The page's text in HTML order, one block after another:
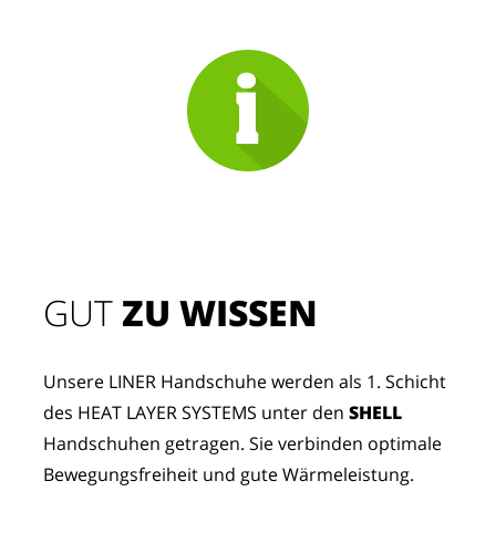
GUT ZU WISSEN
Unsere LINER Handschuhe werden als 1. Schicht
des HEAT LAYER SYSTEMS unter den SHELL
Handschuhen getragen. Sie verbinden optimale
Bewegungsfreiheit und gute Wärmeleistung.